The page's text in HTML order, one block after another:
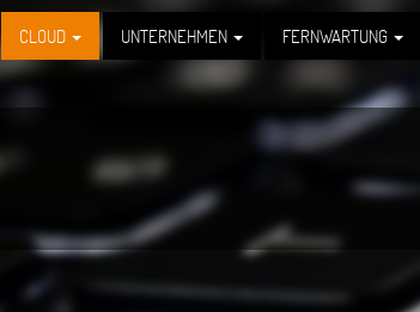
CLOUD UNTERNEHMEN FERNWARTUNG